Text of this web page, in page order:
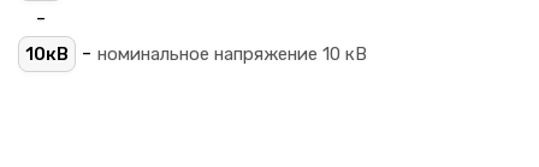
-
10кВ - номинальное напряжение 10 кВ